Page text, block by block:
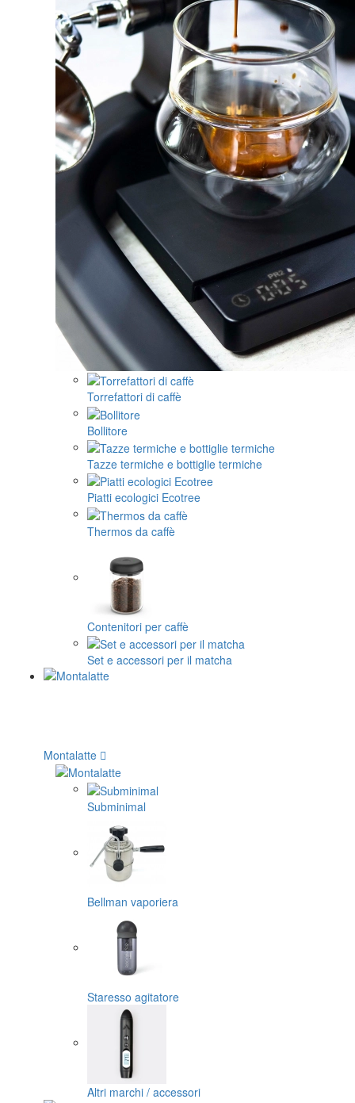
Torrefattori di caffè
Bollitore
Tazze termiche e bottiglie termiche
Piatti ecologici Ecotree
Thermos da caffè
Contenitori per caffè
Set e accessori per il matcha
Montalatte
Subminimal
Bellman vaporiera
Staresso agitatore
Altri marchi / accessori